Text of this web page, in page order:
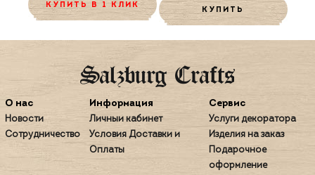
КУПИТЬ В 1 КЛИК
КУПИТЬ
О нас
Новости
Сотрудничество
Информация
Личный кабинет
Условия Доставки и
Оплаты
Сервис
Услуги декоратора
Изделия на заказ
Подарочное
оформление